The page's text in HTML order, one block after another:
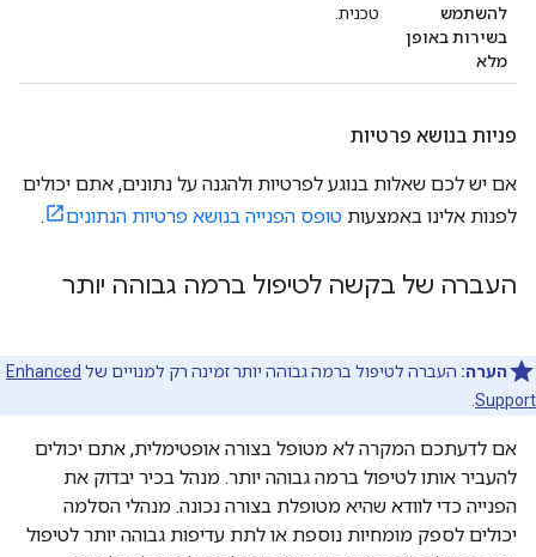
להשתמש
בשירות באופן
מלא
טכנית.
פניות בנושא פרטיות
אם יש לכם שאלות בנוגע לפרטיות ולהגנה על נתונים, אתם יכולים
לפנות אלינו באמצעות טופס הפנייה בנושא פרטיות הנתונים .
העברה של בקשה לטיפול ברמה גבוהה יותר
הערה: העברה לטיפול ברמה גבוהה יותר זמינה רק למנויים של Enhanced
Support
אם לדעתכם המקרה לא מטופל בצורה אופטימלית, אתם יכולים
להעביר אותו לטיפול ברמה גבוהה יותר. מנהל בכיר יבדוק את
הפנייה כדי לוודא שהיא מטופלת בצורה נכונה. מנהלי הסלמה
יכולים לספק מומחיות נוספת או לתת עדיפות גבוהה יותר לטיפול